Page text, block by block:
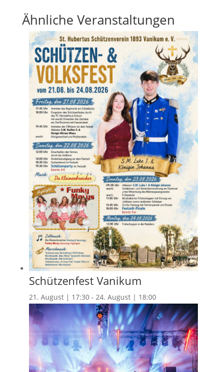
Ähnliche Veranstaltungen
Schützenfest Vanikum
21. August | 17:30- 24. August | 18:00